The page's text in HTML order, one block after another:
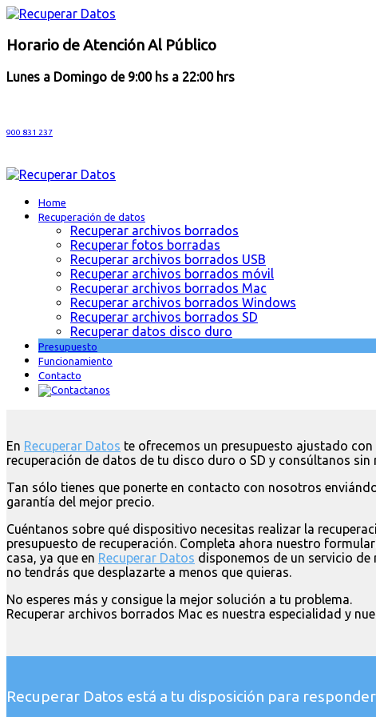
Horario de Atención Al Público
Lunes a Domingo de 9:00 hs a 22:00 hrs
900 831 237
Home
Recuperación de datos
Recuperar archivos borrados
Recuperar fotos borradas
Recuperar archivos borrados USB
Recuperar archivos borrados móvil
Recuperar archivos borrados Mac
Recuperar archivos borrados Windows
Recuperar archivos borrados SD
Recuperar datos disco duro
Presupuesto
Funcionamiento
Contacto
En Recuperar Datos te ofrecemos un presupuesto ajustado
recuperación de datos de tu disco duro o SD y consúltanos
Tan sólo tienes que ponerte en contacto con nosotros
garantía del mejor precio.
Cuéntanos sobre qué dispositivo necesitas realizar la
presupuesto de recuperación. Completa ahora nuestro
casa, ya que en Recuperar Datos disponemos de un servicio
no tendrás que desplazarte a menos que quieras.
No esperes más y consigue la mejor solución a tu problema.
Recuperar archivos borrados Mac es nuestra especialidad y
Recuperar Datos está a tu disposición para